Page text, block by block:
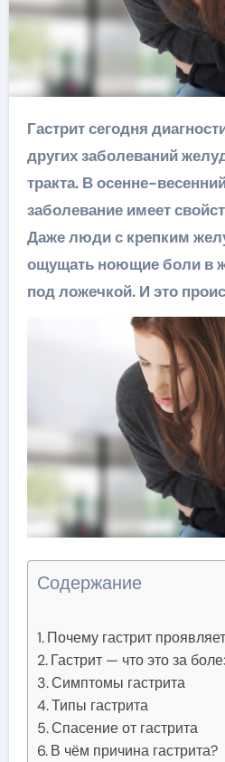
Гастрит сегодня диагностируются чаще
других заболеваний
тракта. В осенне-
заболевание имеет
Даже люди с крепким
ощущать ноющие боли в
под ложечкой. И это
Содержание
Почему гастрит
Гастрит — что это за
Симптомы гастрита
Типы гастрита
Спасение от гастрита
В чём причина гастрита?